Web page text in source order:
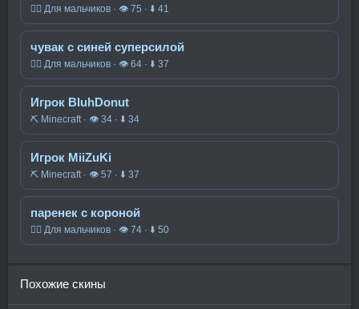
🧍‍♂️ Для мальчиков · 👁 75 · ⬇ 41
чувак с синей суперсилой
🧍‍♂️ Для мальчиков · 👁 64 · ⬇ 37
Игрок BluhDonut
⛏️ Minecraft · 👁 34 · ⬇ 34
Игрок MiiZuKi
⛏️ Minecraft · 👁 57 · ⬇ 37
паренек с короной
🧍‍♂️ Для мальчиков · 👁 74 · ⬇ 50
Похожие скины